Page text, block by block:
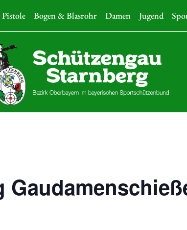
Pistole Bogen & Blasrohr Damen Jugend